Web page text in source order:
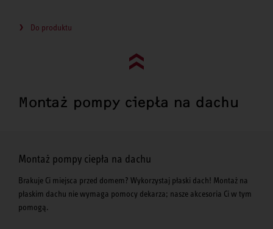
Do produktu
Go to top (evo)
Montaż pompy ciepła na dachu
Montaż pompy ciepła na dachu
Brakuje Ci miejsca przed domem? Wykorzystaj płaski dach! Montaż na
płaskim dachu nie wymaga pomocy dekarza; nasze akcesoria Ci w tym
pomogą.